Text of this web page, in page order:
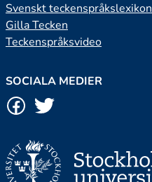
Svenskt teckenspråkslexikon
Gilla Tecken
Teckenspråksvideo
SOCIALA MEDIER